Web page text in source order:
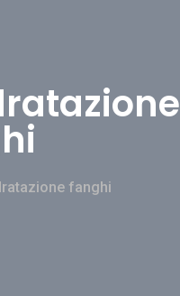
fanghi